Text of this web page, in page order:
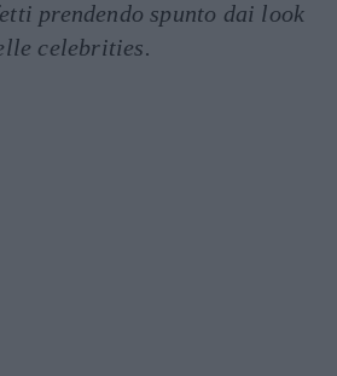
prendendo spunto dai look
celebrities.